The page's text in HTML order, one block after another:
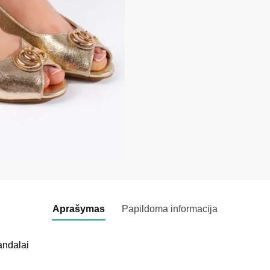
Aprašymas Papildoma informacija